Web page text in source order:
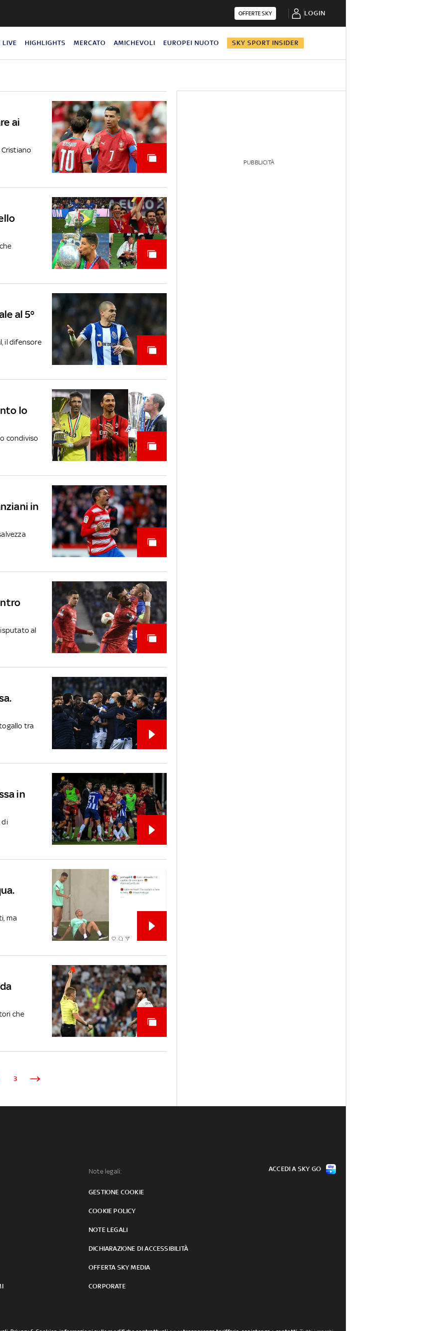
OFFERTE SKY LOGIN
LIVE HIGHLIGHTS MERCATO AMICHEVOLI EUROPEI NUOTO SKY SPORT INSIDER
ai
al 5°
il difensore
lo
condiviso
in
al
tra
in
di
ma
che
3
PUBBLICITÀ
Note legali:
GESTIONE COOKIE
COOKIE POLICY
NOTE LEGALI
DICHIARAZIONE DI ACCESSIBILITÀ
OFFERTA SKY MEDIA
CORPORATE
ACCEDI A SKY GO